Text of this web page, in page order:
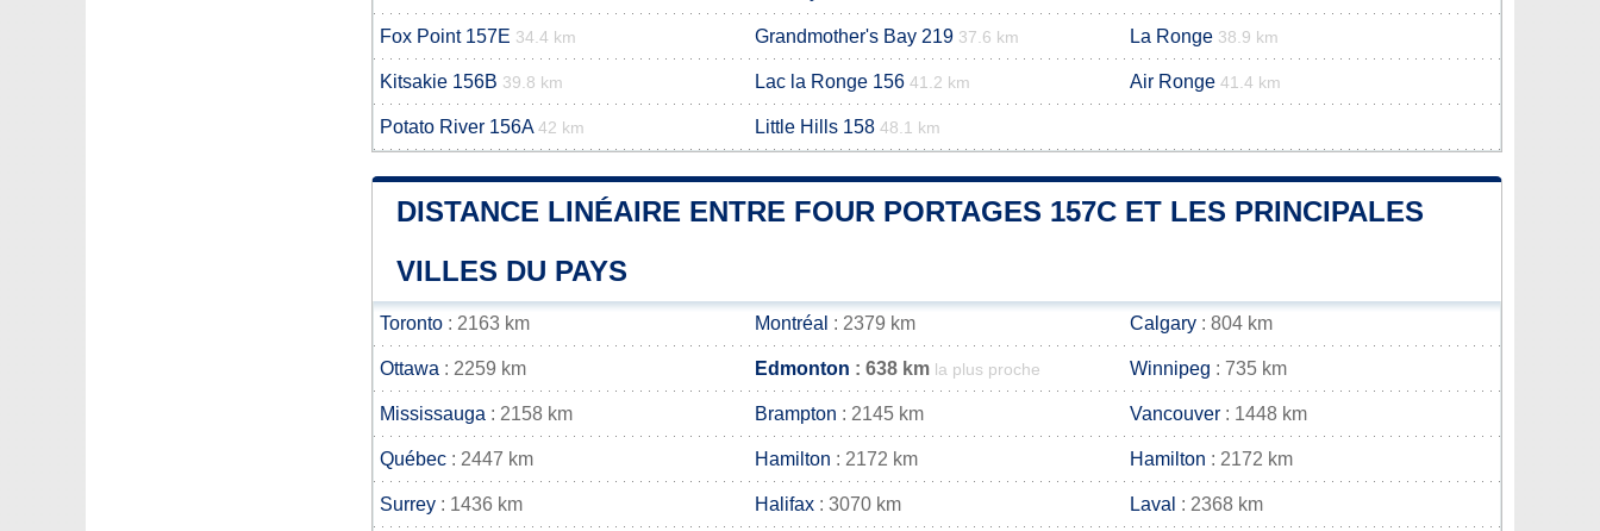
Fox Point 157E 34.4 km Grandmother's Bay 219 37.6 km La Ronge 38.9 km
Kitsakie 156B 39.8 km Lac la Ronge 156 41.2 km Air Ronge 41.4 km
Potato River 156A 42 km Little Hills 158 48.1 km
DISTANCE LINÉAIRE ENTRE FOUR PORTAGES 157C ET LES PRINCIPALES
VILLES DU PAYS
Toronto : 2163 km Montréal : 2379 km Calgary : 804 km
Ottawa : 2259 km Edmonton : 638 km la plus proche Winnipeg : 735 km
Mississauga : 2158 km Brampton : 2145 km Vancouver : 1448 km
Québec : 2447 km Hamilton : 2172 km Hamilton : 2172 km
Surrey : 1436 km Halifax : 3070 km Laval : 2368 km